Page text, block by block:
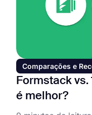
Comparações e
Formstack vs.
é melhor?